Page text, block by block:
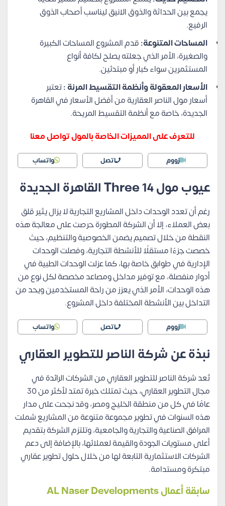
يجمع بين الحداثة والذوق الانيق ليناسب أصحاب الذوق
الرفيع.
المساحات المتنوعة:قدم المشروع المساحات الكبيرة
والصغيرة، الأمر الذي جعلته يصلح لكافة أنواع
المستثمرين سواء كبار أو مبتدئين.
الأسعار المعقولة وأنظمة التقسيط المرنة :تعتبر
أسعار مول الناصر العقارية من أفضل الأسعار في القاهرة
الجديدة، خاصة مع أنظمة التقسيط المريحة.
للتعرف على المميزات الخاصة بالمول تواصل معنا
زووم اتصل واتساب
عيوب مولThree 14القاهرة الجديدة
رغم أن تعدد الوحدات داخل المشاريع التجارية لا يزال يثير قلق
بعض العملاء، إلا أن الشركة المطورة حرصت على معالجة هذه
النقطة من خلال تصميم يضمن الخصوصية والتنظيم، حيث
خصصت جزءًا مستقلًا للأنشطة التجارية، وفصلت الوحدات
الإدارية في طوابق خاصة بها، كما عزلت الوحدات الطبية في
أدوار منفصلة، مع توفير مداخل ومصاعد مخصصة لكل نوع من
هذه الوحدات، الأمر الذي يعزز من راحة المستخدمين ويحد من
التداخل بين الأنشطة المختلفة داخل المشروع.
زووم اتصل واتساب
نبذة عن شركة الناصر للتطوير العقاري
تُعد شركة الناصر للتطوير العقاري من الشركات الرائدة في
مجال التطوير العقاري، حيث تمتلك خبرة تمتد لأكثر من 30
عامًا في كل من منطقة الخليج ومصر، وقد نجحت على مدار
هذه السنوات في تطوير مجموعة متنوعة من المشاريع شملت
المرافق الصناعية والتجارية والجامعية، وتلتزم الشركة بتقديم
أعلى مستويات الجودة والقيمة لعملائها، بالإضافة إلى دعم
الشركات الاستثمارية التابعة لها من خلال حلول تطوير عقاري
مبتكرة ومستدامة.
سابقة أعمالAL Naser Developments